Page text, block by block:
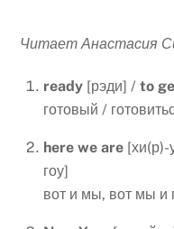
Читает Анастасия
ready [рэди] / to
готовый /
here we are [хи(р)-
гоу]
вот и мы, вот мы и